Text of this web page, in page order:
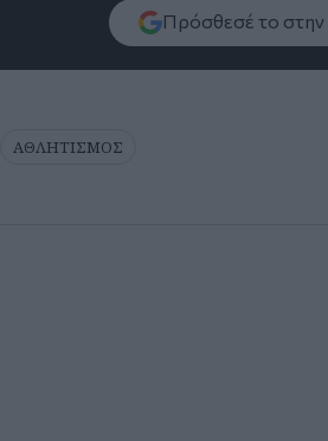
Πρόσθεσέ το στην
ΑΘΛΗΤΙΣΜΟΣ